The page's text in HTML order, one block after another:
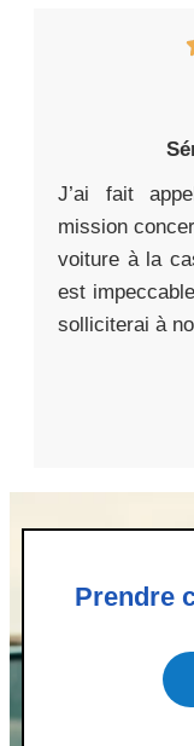
J’ai fait
mission
voiture à la
est
solliciterai à
Prendre